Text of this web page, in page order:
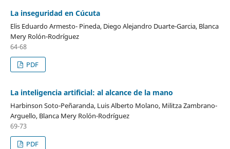
La inseguridad en Cúcuta
Elis Eduardo Armesto- Pineda, Diego Alejandro Duarte-Garcia, Blanca
Mery Rolón-Rodríguez
64-68
PDF
La inteligencia artificial: al alcance de la mano
Harbinson Soto-Peñaranda, Luis Alberto Molano, Militza Zambrano-
Arguello, Blanca Mery Rolón-Rodríguez
69-73
PDF